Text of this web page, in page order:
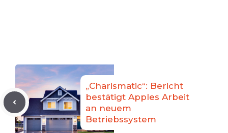
„Charismatic“: Bericht
bestätigt Apples Arbeit
an neuem
Betriebssystem